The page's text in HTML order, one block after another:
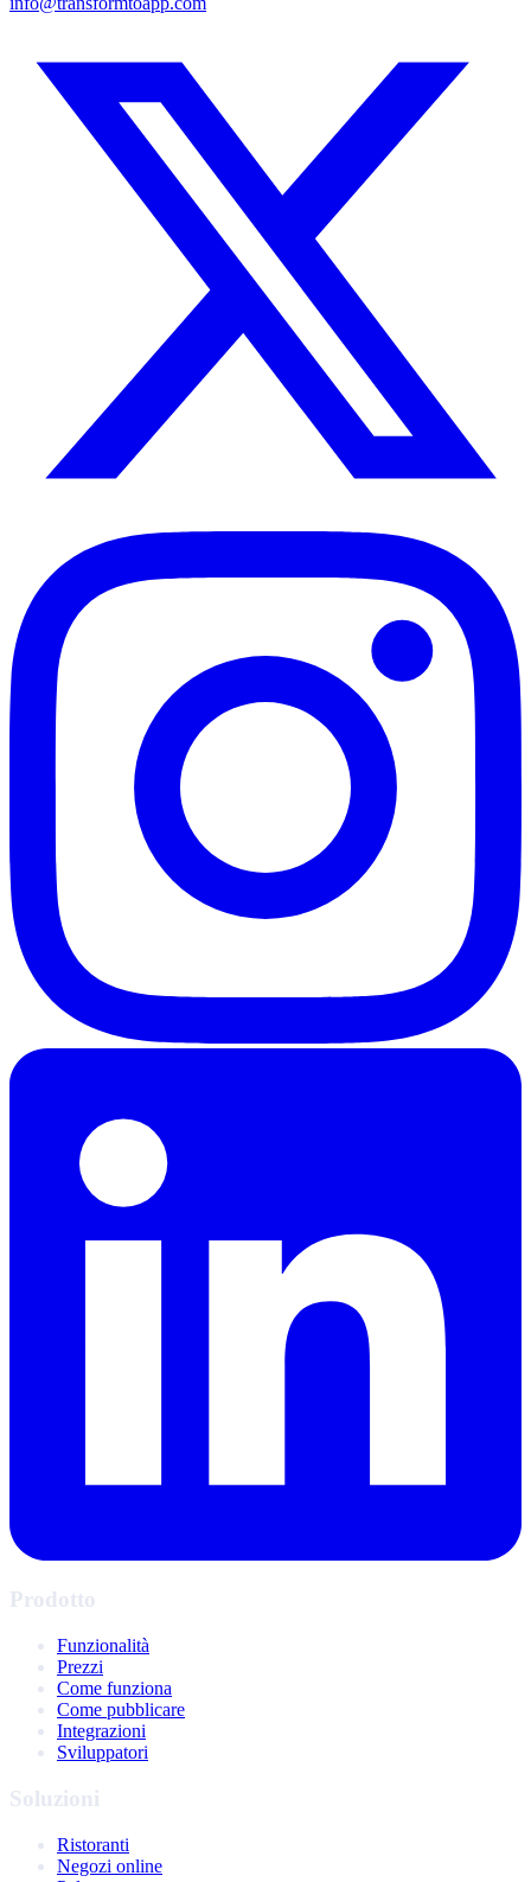
Prodotto
Funzionalità
Prezzi
Come funziona
Come pubblicare
Integrazioni
Sviluppatori
Soluzioni
Ristoranti
Negozi online